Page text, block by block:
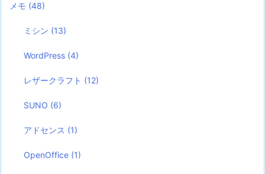
メモ (48)
ミシン (13)
WordPress (4)
レザークラフト (12)
SUNO (6)
アドセンス (1)
OpenOffice (1)